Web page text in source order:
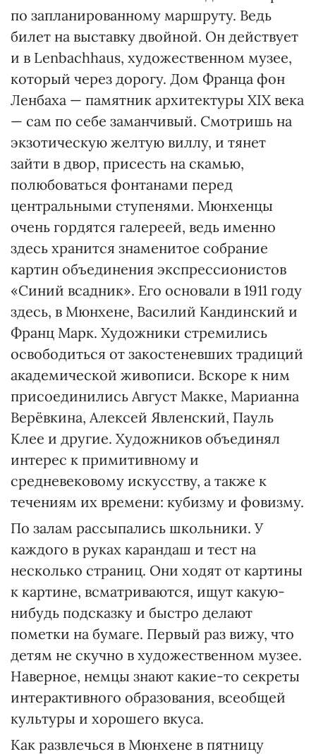
по запланированному маршруту. Ведь
билет на выставку двойной. Он действует
и в Lenbachhaus, художественном музее,
который через дорогу. Дом Франца фон
Ленбаха — памятник архитектуры ХІХ века
— сам по себе заманчивый. Смотришь на
экзотическую желтую виллу, и тянет
зайти в двор, присесть на скамью,
полюбоваться фонтанами перед
центральными ступенями. Мюнхенцы
очень гордятся галереей, ведь именно
здесь хранится знаменитое собрание
картин объединения экспрессионистов
«Синий всадник». Его основали в 1911 году
здесь, в Мюнхене, Василий Кандинский и
Франц Марк. Художники стремились
освободиться от закостеневших традиций
академической живописи. Вскоре к ним
присоединились Август Макке, Марианна
Верёвкина, Алексей Явленский, Пауль
Клее и другие. Художников объединял
интерес к примитивному и
средневековому искусству, а также к
течениям их времени: кубизму и фовизму.
По залам рассыпались школьники. У
каждого в руках карандаш и тест на
несколько страниц. Они ходят от картины
к картине, всматриваются, ищут какую-
нибудь подсказку и быстро делают
пометки на бумаге. Первый раз вижу, что
детям не скучно в художественном музее.
Наверное, немцы знают какие-то секреты
интерактивного образования, всеобщей
культуры и хорошего вкуса.
Как развлечься в Мюнхене в пятницу